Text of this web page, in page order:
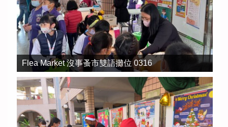
Flea Market 沒事蚤市雙語攤位 0316